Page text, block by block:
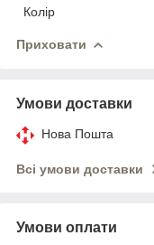
Колір
Приховати
Умови доставки
Нова Пошта
Всі умови доставки
Умови оплати